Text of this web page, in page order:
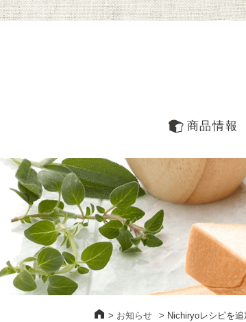
商品情報
> お知らせ > Nichiryoレシピを追